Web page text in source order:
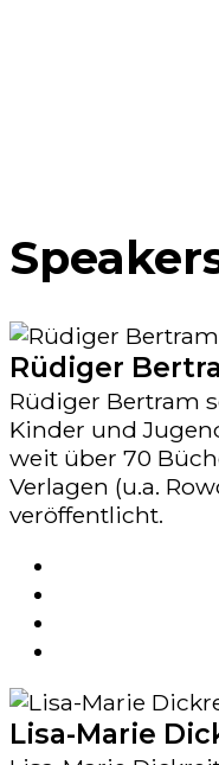
Rüdiger
Rüdiger Bertram
Kinder und
weit über 70
Verlagen (u.a.
veröffentlicht.
Lisa-Marie